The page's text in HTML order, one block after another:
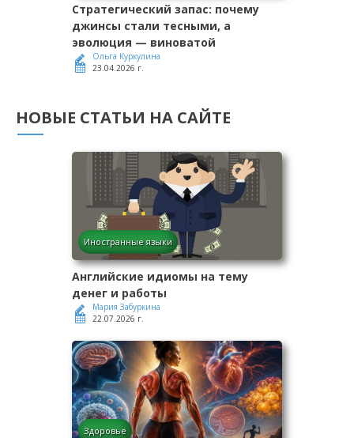
Стратегический запас: почему
джинсы стали тесными, а
эволюция — виноватой
Ольга Куркулина
23.04.2026 г.
НОВЫЕ СТАТЬИ НА САЙТЕ
Иностранные языки
Английские идиомы на тему
денег и работы
Мария Забуркина
22.07.2026 г.
Здоровье